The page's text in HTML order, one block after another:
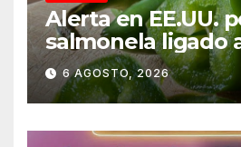
Alerta en EE.UU.
salmonela ligado
mexicanos;
casos
6 AGOSTO, 2026